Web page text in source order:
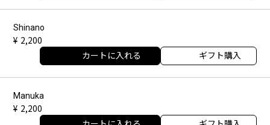
Shinano
2,200
カートに入れる ギフト購入
Manuka
2,200